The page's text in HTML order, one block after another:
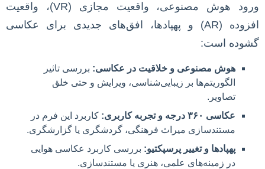
ورود هوش مصنوعی، واقعیت مجازی (VR)، واقعیت
افزوده (AR) و پهپادها، افق‌های جدیدی برای عکاسی
گشوده است:
هوش مصنوعی و خلاقیت در عکاسی: بررسی تاثیر
الگوریتم‌ها بر زیبایی‌شناسی، ویرایش و حتی خلق
تصاویر.
عکاسی ۳۶۰ درجه و تجربه کاربری:
کاربرد این فرم در
مستندسازی میراث فرهنگی، گردشگری یا گزارشگری.
پهپادها و تغییر پرسپکتیو: بررسی کاربرد عکاسی هوایی
در زمینه‌های علمی، هنری یا مستندسازی.